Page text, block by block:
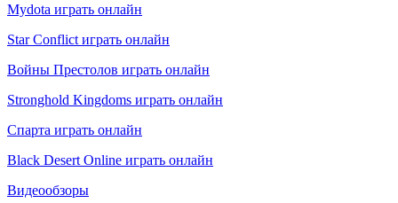
Mydota играть онлайн
Star Conflict играть онлайн
Войны Престолов играть онлайн
Stronghold Kingdoms играть онлайн
Спарта играть онлайн
Black Desert Online играть онлайн
Видеообзоры